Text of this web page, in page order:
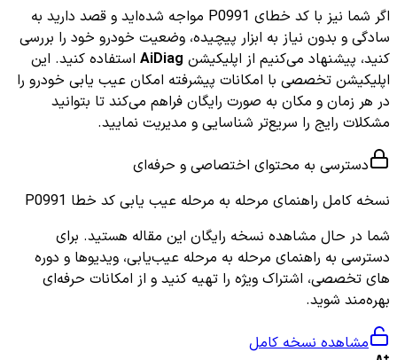
اگر شما نیز با کد خطای P0991 مواجه شده‌اید و قصد دارید به
سادگی و بدون نیاز به ابزار پیچیده، وضعیت خودرو خود را بررسی
کنید، پیشنهاد می‌کنیم از اپلیکیشن AiDiag استفاده کنید. این
اپلیکیشن تخصصی با امکانات پیشرفته امکان عیب یابی خودرو را
در هر زمان و مکان به صورت رایگان فراهم می‌کند تا بتوانید
مشکلات رایج را سریع‌تر شناسایی و مدیریت نمایید.
دسترسی به محتوای اختصاصی و حرفه‌ای
نسخه کامل راهنمای مرحله به مرحله عیب یابی کد خطا P0991
شما در حال مشاهده نسخه رایگان این مقاله هستید. برای
دسترسی به راهنمای مرحله به مرحله عیب‌یابی، ویدیوها و دوره
های تخصصی، اشتراک ویژه را تهیه کنید و از امکانات حرفه‌ای
بهره‌مند شوید.
مشاهده نسخه کامل